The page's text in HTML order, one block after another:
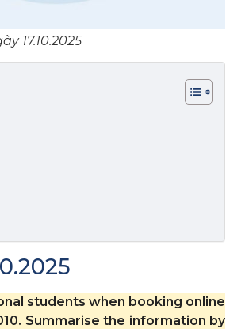
17.10.2025
students when booking online
Summarise the information by